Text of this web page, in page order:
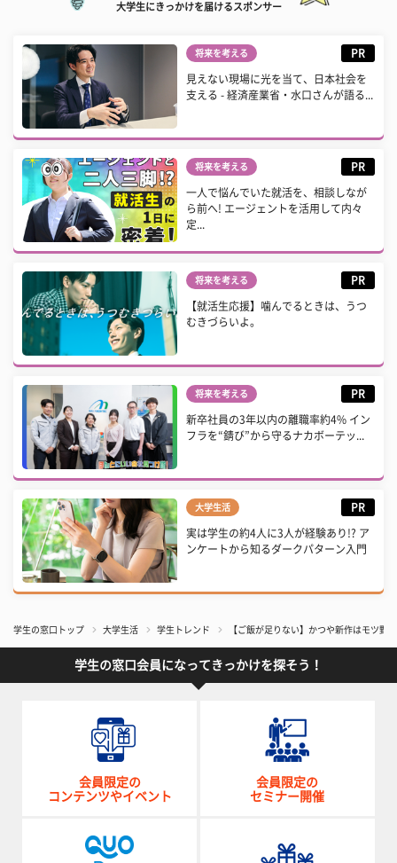
大学生にきっかけを届けるスポンサー
将来を考える PR
見えない現場に光を当て、日本社会を
支える - 経済産業省・水口さんが語る...
将来を考える PR
一人で悩んでいた就活を、相談しなが
ら前へ! エージェントを活用して内々
定...
将来を考える PR
【就活生応援】噛んでるときは、うつ
むきづらいよ。
将来を考える PR
新卒社員の3年以内の離職率約4% イン
フラを“錆び”から守るナカボーテッ...
大学生活 PR
実は学生の約4人に3人が経験あり!? ア
ンケートから知るダークパターン入門
学生の窓口トップ 大学生活 学生トレンド 【ご飯が足りない】かつや新作はモツ
学生の窓口会員になってきっかけを探そう！
会員限定の
コンテンツやイベント
会員限定の
セミナー開催